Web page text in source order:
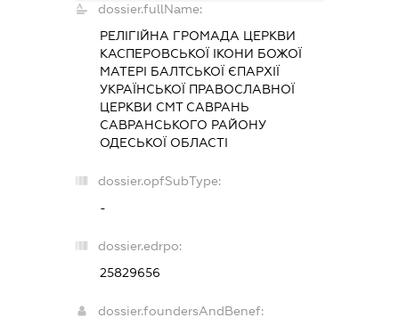
dossier.fullName:
РЕЛІГІЙНА ГРОМАДА ЦЕРКВИ
КАСПЕРОВСЬКОЇ ІКОНИ БОЖОЇ
МАТЕРІ БАЛТСЬКОЇ ЄПАРХІЇ
УКРАЇНСЬКОЇ ПРАВОСЛАВНОЇ
ЦЕРКВИ СМТ САВРАНЬ
САВРАНСЬКОГО РАЙОНУ
ОДЕСЬКОЇ ОБЛАСТІ
dossier.opfSubType:
-
dossier.edrpo:
25829656
dossier.foundersAndBenef: